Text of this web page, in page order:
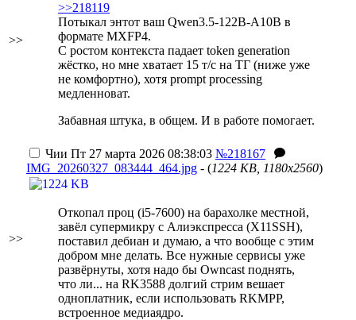
>>
>>218119
Потыкал энтот ваш Qwen3.5-122B-A10B в
формате MXFP4.
С ростом контекста падает token generation
жёстко, но мне хватает 15 т/с на ТГ (ниже уже
не комфортно), хотя prompt processing
медленноват.
Забавная штука, в общем. И в работе помогает.
>>
Чии Пт 27 марта 2026 08:38:03 №218167
IMG_20260327_083444_464.jpg - (1224 KB, 1180x2560)
Откопал проц (i5-7600) на барахолке местной,
завёл супермикру с Алиэкспресса (X11SSH),
поставил дебиан и думаю, а что вообще с этим
добром мне делать. Все нужные сервисы уже
развёрнуты, хотя надо бы Owncast поднять,
что ли... на RK3588 долгий стрим вешает
одноплатник, если использовать RKMPP,
встроенное медиаядро.